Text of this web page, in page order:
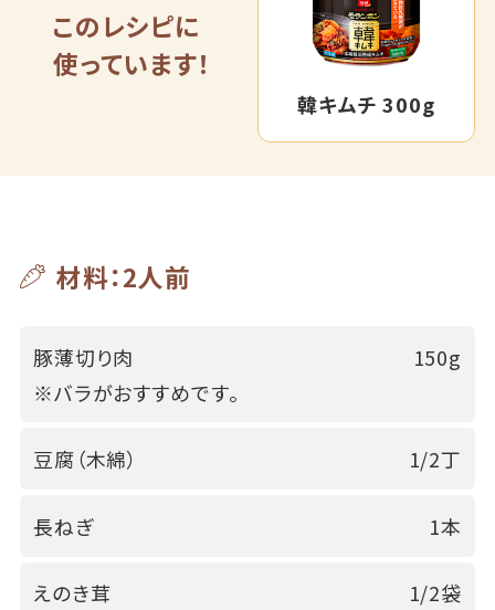
このレシピに
使っています！
韓キムチ 300g
材料：2人前
豚薄切り肉
※バラがおすすめです。
150g
豆腐（木綿） 1/2丁
長ねぎ 1本
えのき茸 1/2袋